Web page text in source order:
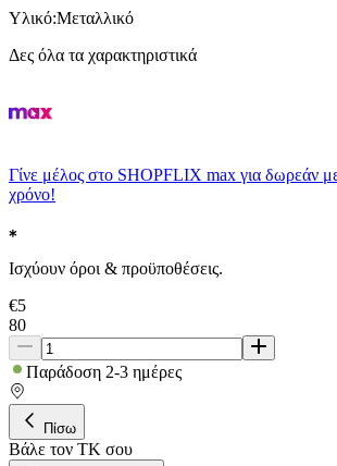
Υλικό:Μεταλλικό
Δες όλα τα χαρακτηριστικά
Γίνε μέλος στο SHOPFLIX max για δωρεάν
χρόνο!
Ισχύουν όροι & προϋποθέσεις.
€5
80
Παράδοση 2-3 ημέρες
Πίσω
Βάλε τον ΤΚ σου